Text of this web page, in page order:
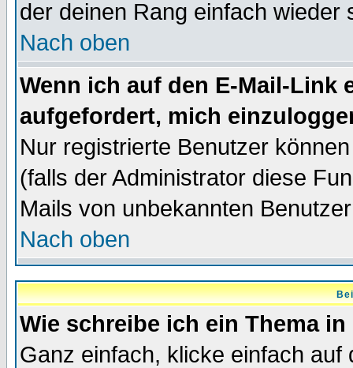
der deinen Rang einfach wieder
Nach oben
Wenn ich auf den E-Mail-Link
aufgefordert, mich
Nur registrierte Benutzer
(falls der Administrator diese
Mails von unbekannten
Nach oben
Wie schreibe ich ein Thema
Ganz einfach, klicke einfach